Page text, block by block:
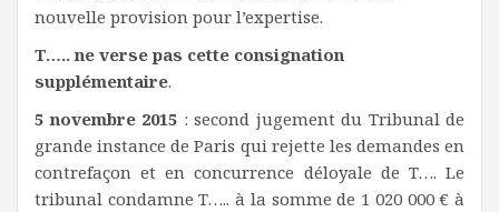
nouvelle provision pour l’expertise.
T….. ne verse pas cette consignation
supplémentaire.
5 novembre 2015 : second jugement du Tribunal de
grande instance de Paris qui rejette les demandes en
contrefaçon et en concurrence déloyale de T…. Le
tribunal condamne T….. à la somme de 1 020 000 € à